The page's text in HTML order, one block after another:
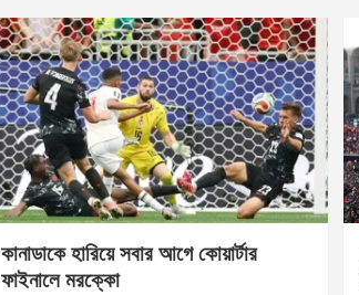
কানাডাকে হারিয়ে সবার আগে কোয়ার্টার
ফাইনালে মরক্কো